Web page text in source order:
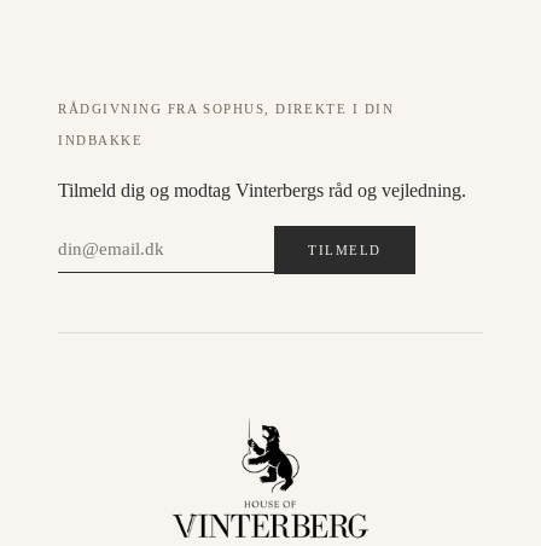
RÅDGIVNING FRA SOPHUS, DIREKTE I DIN
INDBAKKE
Tilmeld dig og modtag Vinterbergs råd og vejledning.
TILMELD